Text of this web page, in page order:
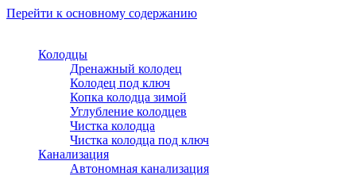
Перейти к основному содержанию
Колодцы
Дренажный колодец
Колодец под ключ
Копка колодца зимой
Углубление колодцев
Чистка колодца
Чистка колодца под ключ
Канализация
Автономная канализация